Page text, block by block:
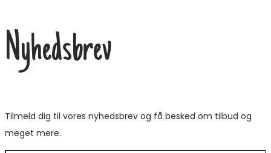
Nyhedsbrev
Tilmeld dig til vores nyhedsbrev og få besked om tilbud og
meget mere.